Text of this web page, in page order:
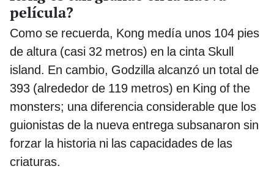
película?
Como se recuerda, Kong medía unos 104 pies
de altura (casi 32 metros) en la cinta Skull
island. En cambio, Godzilla alcanzó un total de
393 (alrededor de 119 metros) en King of the
monsters; una diferencia considerable que los
guionistas de la nueva entrega subsanaron sin
forzar la historia ni las capacidades de las
criaturas.